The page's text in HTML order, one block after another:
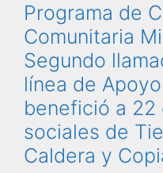
Programa de
Comunitaria
Segundo
línea de
benefició a 22
sociales de
Caldera y